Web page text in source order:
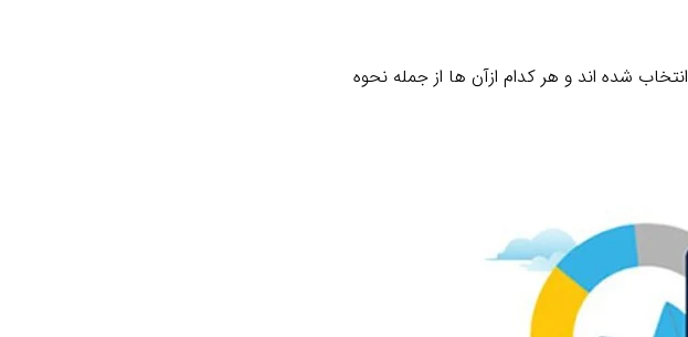
در این بخش ۱۰ روش کلیدی تبلیغ وب ‌سایت را بررسی می‌کنیم. این روش ‌ها بر اساس روندهای سال ۲۰۲۵ انتخاب شده ‌اند و هر کدام ازآن ها از جمله نحوه